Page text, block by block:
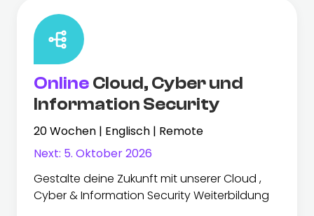
Online Cloud, Cyber und
Information Security
20 Wochen | Englisch | Remote
Next: 5. Oktober 2026
Gestalte deine Zukunft mit unserer Cloud ,
Cyber & Information Security Weiterbildung